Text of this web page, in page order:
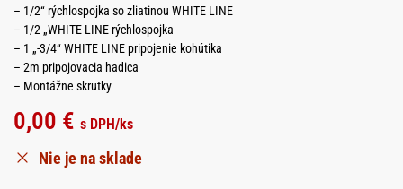
– 1/2“ rýchlospojka so zliatinou WHITE LINE
– 1/2 „WHITE LINE rýchlospojka
– 1 „-3/4“ WHITE LINE pripojenie kohútika
– 2m pripojovacia hadica
– Montážne skrutky
0,00 € s DPH/ks
Nie je na sklade